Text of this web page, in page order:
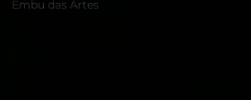
Embu das Artes